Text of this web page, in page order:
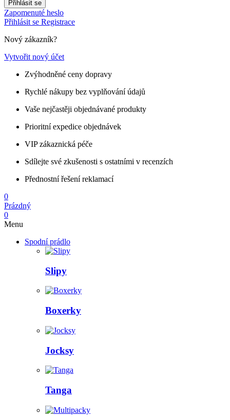
Přihlásit se
Zapomenuté heslo
Přihlásit se Registrace
Nový zákazník?
Vytvořit nový účet
Zvýhodněné ceny dopravy
Rychlé nákupy bez vyplňování údajů
Vaše nejčastěji objednávané produkty
Prioritní expedice objednávek
VIP zákaznická péče
Sdílejte své zkušenosti s ostatními v recenzích
Přednostní řešení reklamací
0
Prázdný
0
Menu
Spodní prádlo
Slipy
Boxerky
Jocksy
Tanga